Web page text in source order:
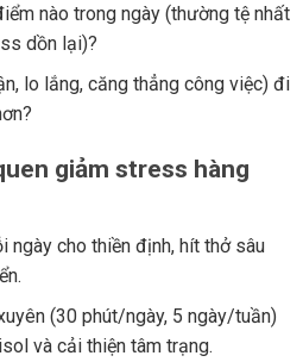
nào trong ngày (thường tệ nhất
dồn lại)?
lo lắng, căng thẳng công việc) đi
giảm stress hàng
ngày cho thiền định, hít thở sâu
(30 phút/ngày, 5 ngày/tuần)
và cải thiện tâm trạng.